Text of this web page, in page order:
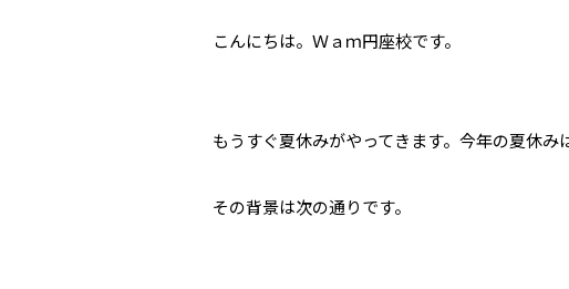
こんにちは。Ｗａｍ円座校です。
もうすぐ夏休みがやってきます。今年の夏休み
その背景は次の通りです。